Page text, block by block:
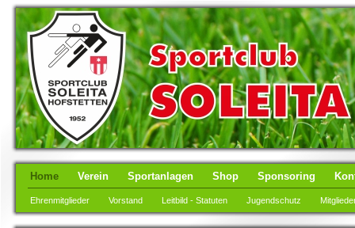
Home Verein Sportanlagen Shop Sponsoring
Ehrenmitglieder Vorstand Leitbild - Statuten Jugendschutz